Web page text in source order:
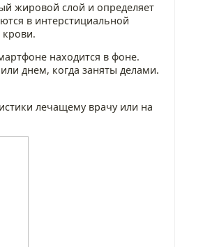
жировой слой и определяет
в интерстициальной
находится в фоне.
днем, когда заняты делами.
лечащему врачу или на